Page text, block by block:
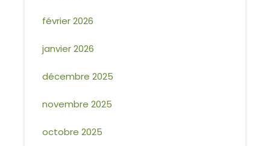
février 2026
janvier 2026
décembre 2025
novembre 2025
octobre 2025